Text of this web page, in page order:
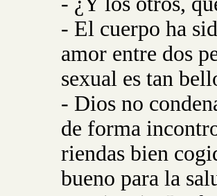
- El cuerpo ha
amor entre dos
sexual es tan
- Dios no
de forma
riendas bien
bueno para la